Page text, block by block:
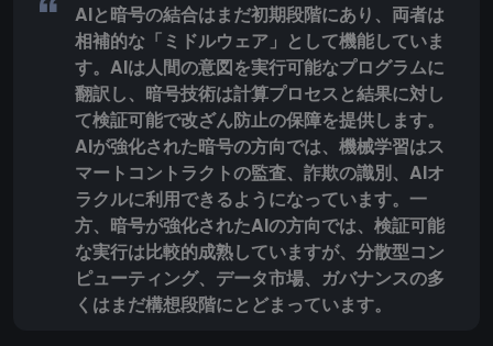
AIと暗号の結合はまだ初期段階にあり、両者は
相補的な「ミドルウェア」として機能していま
す。AIは人間の意図を実行可能なプログラムに
翻訳し、暗号技術は計算プロセスと結果に対し
て検証可能で改ざん防止の保障を提供します。
AIが強化された暗号の方向では、機械学習はス
マートコントラクトの監査、詐欺の識別、AIオ
ラクルに利用できるようになっています。一
方、暗号が強化されたAIの方向では、検証可能
な実行は比較的成熟していますが、分散型コン
ピューティング、データ市場、ガバナンスの多
くはまだ構想段階にとどまっています。